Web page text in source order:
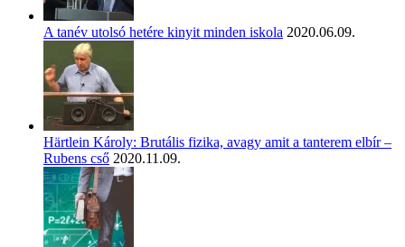
A tanév utolsó hetére kinyit minden iskola 2020.06.09.
Härtlein Károly: Brutális fizika, avagy amit a tanterem elbír –
Rubens cső 2020.11.09.